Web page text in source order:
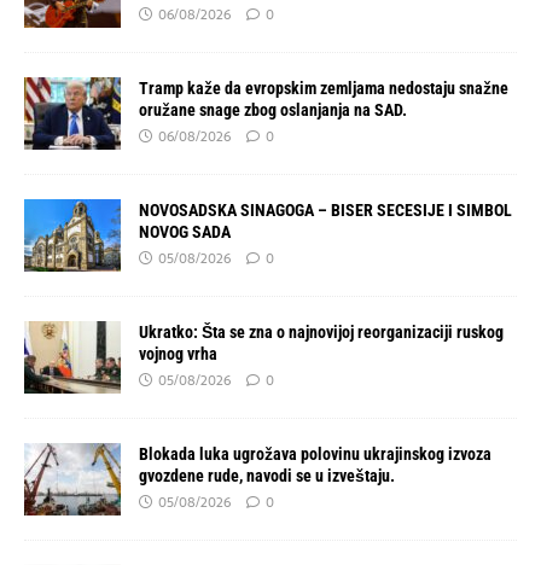
06/08/2026 0
Tramp kaže da evropskim zemljama nedostaju snažne
oružane snage zbog oslanjanja na SAD.
06/08/2026 0
NOVOSADSKA SINAGOGA – BISER SECESIJE I SIMBOL
NOVOG SADA
05/08/2026 0
Ukratko: Šta se zna o najnovijoj reorganizaciji ruskog
vojnog vrha
05/08/2026 0
Blokada luka ugrožava polovinu ukrajinskog izvoza
gvozdene rude, navodi se u izveštaju.
05/08/2026 0